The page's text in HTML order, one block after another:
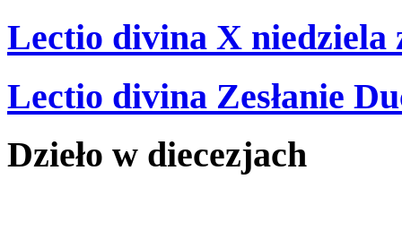
Lectio divina X niedziela
Lectio divina Zesłanie
Dzieło w diecezjach